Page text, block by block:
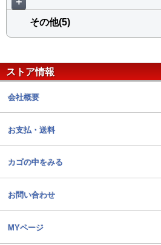
その他(5)
ストア情報
会社概要
お支払・送料
カゴの中をみる
お問い合わせ
MYページ